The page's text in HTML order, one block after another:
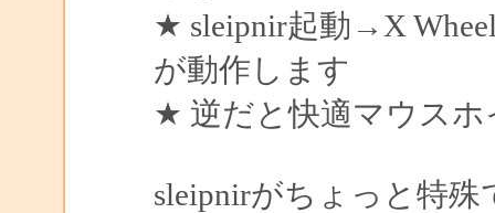
★ sleipnir起動→X
が動作します
★ 逆だと快適マウス
sleipnirがちょっと特殊